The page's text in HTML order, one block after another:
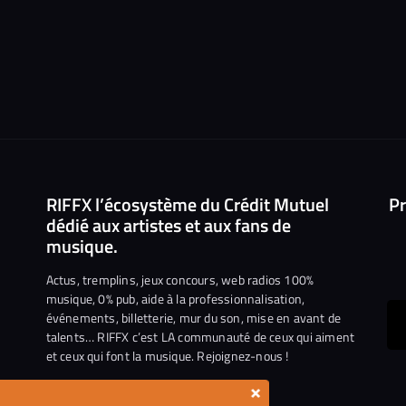
RIFFX l’écosystème du Crédit Mutuel
dédié aux artistes et aux fans de
musique.
Actus, tremplins, jeux concours, web radios 100%
musique, 0% pub, aide à la professionnalisation,
événements, billetterie, mur du son, mise en avant de
talents… RIFFX c’est LA communauté de ceux qui aiment
et ceux qui font la musique. Rejoignez-nous !
×